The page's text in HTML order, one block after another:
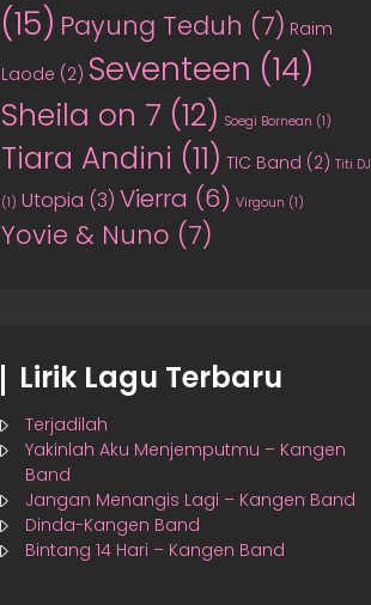
(15) Payung Teduh (7) Raim
Laode (2) Seventeen (14)
Sheila on 7 (12) Soegi Bornean (1)
Tiara Andini (11) TIC Band (2) Titi DJ
(1) Utopia (3) Vierra (6) Virgoun (1)
Yovie & Nuno (7)
Lirik Lagu Terbaru
Terjadilah
Yakinlah Aku Menjemputmu – Kangen
Band
Jangan Menangis Lagi – Kangen Band
Dinda-Kangen Band
Bintang 14 Hari – Kangen Band